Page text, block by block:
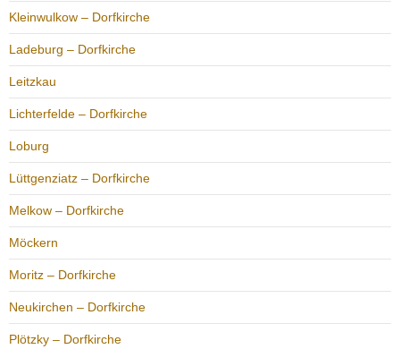
Kleinwulkow – Dorfkirche
Ladeburg – Dorfkirche
Leitzkau
Lichterfelde – Dorfkirche
Loburg
Lüttgenziatz – Dorfkirche
Melkow – Dorfkirche
Möckern
Moritz – Dorfkirche
Neukirchen – Dorfkirche
Plötzky – Dorfkirche